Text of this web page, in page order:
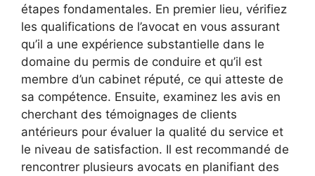
étapes fondamentales. En premier lieu, vérifiez
les qualifications de l’avocat en vous assurant
qu’il a une expérience substantielle dans le
domaine du permis de conduire et qu’il est
membre d’un cabinet réputé, ce qui atteste de
sa compétence. Ensuite, examinez les avis en
cherchant des témoignages de clients
antérieurs pour évaluer la qualité du service et
le niveau de satisfaction. Il est recommandé de
rencontrer plusieurs avocats en planifiant des